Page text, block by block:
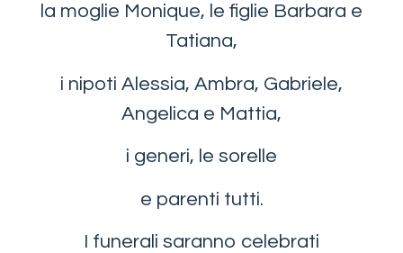
la moglie Monique, le figlie Barbara e
Tatiana,
i nipoti Alessia, Ambra, Gabriele,
Angelica e Mattia,
i generi, le sorelle
e parenti tutti.
I funerali saranno celebrati